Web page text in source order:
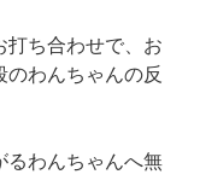
打ち合わせで、お
わんちゃんの反
るわんちゃんへ無